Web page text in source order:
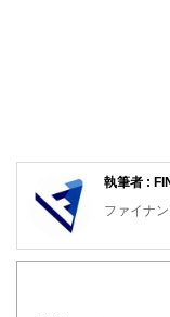
執筆者 :
ファイナ
知識がな